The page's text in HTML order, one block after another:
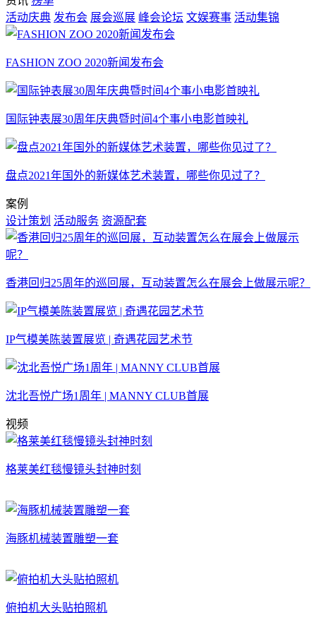
活动庆典 发布会 展会巡展 峰会论坛 文娱赛事 活动集锦
FASHION ZOO 2020新闻发布会
国际钟表展30周年庆典暨时间4个事小电影首映礼
盘点2021年国外的新媒体艺术装置，哪些你见过了？
案例
设计策划 活动服务 资源配套
香港回归25周年的巡回展，互动装置怎么在展会上做展示呢？
IP气模美陈装置展览 | 奇遇花园艺术节
沈北吾悦广场1周年 | MANNY CLUB首展
视频
格莱美红毯慢镜头封神时刻
海豚机械装置雕塑一套
俯拍机大头贴拍照机